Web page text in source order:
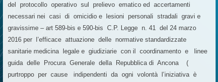
del protocollo operativo sul prelievo ematico ed accertamenti
necessari nei casi di omicidio e lesioni personali stradali gravi e
gravissime – art 589-bis e 590-bis C.P. Legge n. 41 del 24 marzo
2016 per l’efficace attuazione delle normative standardizzate
sanitarie medicina legale e giudiziarie con il coordinamento e linee
guida delle Procura Generale della Repubblica di Ancona (
purtroppo per cause indipendenti da ogni volontà l’iniziativa è